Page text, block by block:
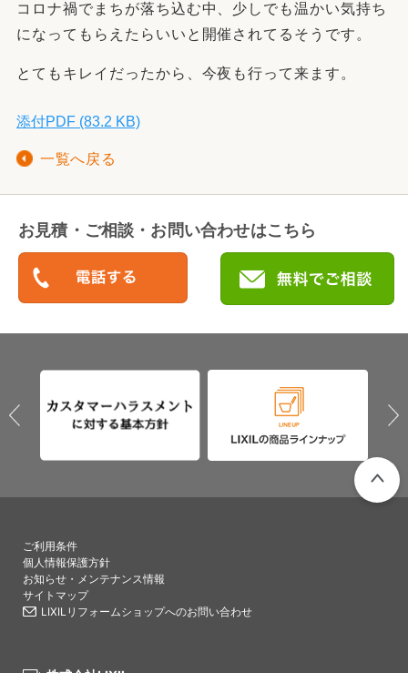
コロナ禍でまちが落ち込む中、少しでも温かい気持ち
になってもらえたらいいと開催されてるそうです。
とてもキレイだったから、今夜も行って来ます。
添付PDF (83.2 KB)
一覧へ戻る
お見積・ご相談・お問い合わせはこちら
ご利用条件
個人情報保護方針
お知らせ・メンテナンス情報
サイトマップ
LIXILリフォームショップへのお問い合わせ